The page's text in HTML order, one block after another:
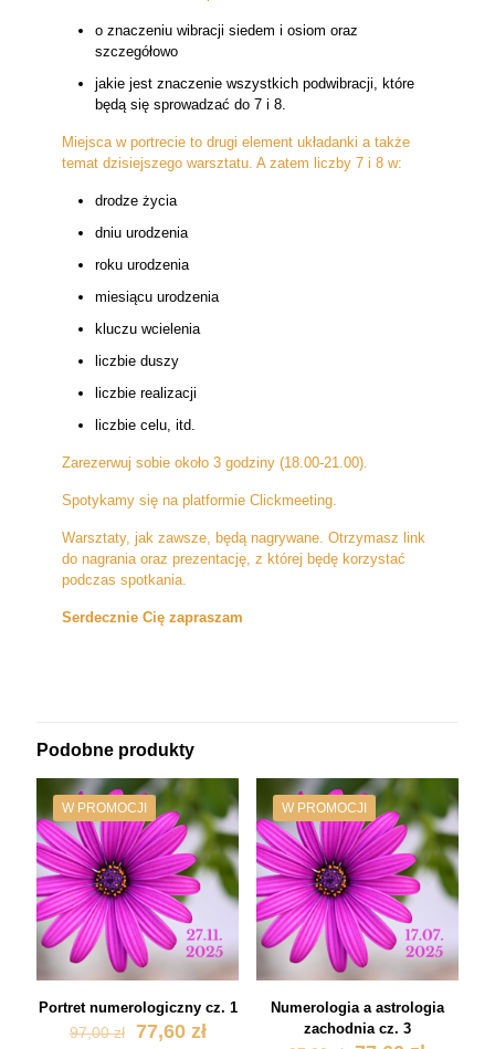
o znaczeniu wibracji siedem i osiom oraz
szczegółowo
jakie jest znaczenie wszystkich podwibracji, które
będą się sprowadzać do 7 i 8.
Miejsca w portrecie to drugi element układanki a także
temat dzisiejszego warsztatu. A zatem liczby 7 i 8 w:
drodze życia
dniu urodzenia
roku urodzenia
miesiącu urodzenia
kluczu wcielenia
liczbie duszy
liczbie realizacji
liczbie celu, itd.
Zarezerwuj sobie około 3 godziny (18.00-21.00).
Spotykamy się na platformie Clickmeeting.
Warsztaty, jak zawsze, będą nagrywane. Otrzymasz link
do nagrania oraz prezentację, z której będę korzystać
podczas spotkania.
Serdecznie Cię zapraszam
Podobne produkty
W PROMOCJI
Portret numerologiczny cz. 1
97,00zł
Pierwotna
77,60 złAktualna
W PROMOCJI
Numerologia a astrologia
zachodnia cz. 3